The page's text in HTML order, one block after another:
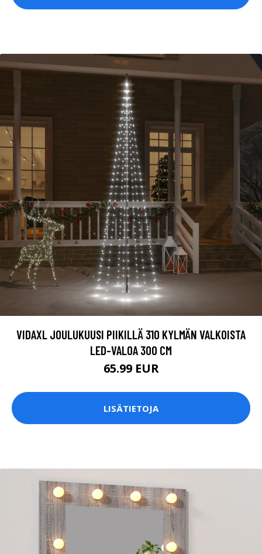
VIDAXL JOULUKUUSI PIIKILLÄ 310 KYLMÄN VALKOISTA
LED-VALOA 300 CM
65.99 EUR
LISÄTIETOJA